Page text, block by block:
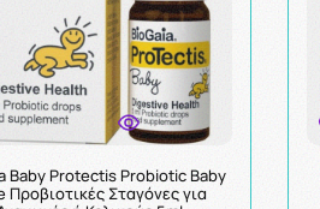
Baby Protectis Probiotic Baby
Προβιοτικές Σταγόνες για